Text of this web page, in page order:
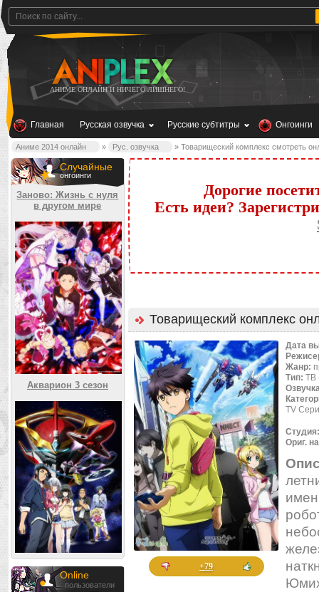
АНИМЕ ОНЛАЙН И НИЧЕГО ЛИШНЕГО!
Главная Русская озвучка Русские субтитры Онгоинги
Аниме 2014 онлайн » Рус. озвучка » Товарищеский комплекс смотреть
Случайные
онгоинги
Заново: Жизнь с нуля
в другом мире
Акварион 3 сезон
Online
пользователи
Дорогие
Есть идеи?
Товарищеский комплекс
+79
Дата
Жанр:
Тип: ТВ
TV
Ориг.